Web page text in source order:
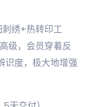
绣+热转印工
级，会员穿着反
识度，极大地增强